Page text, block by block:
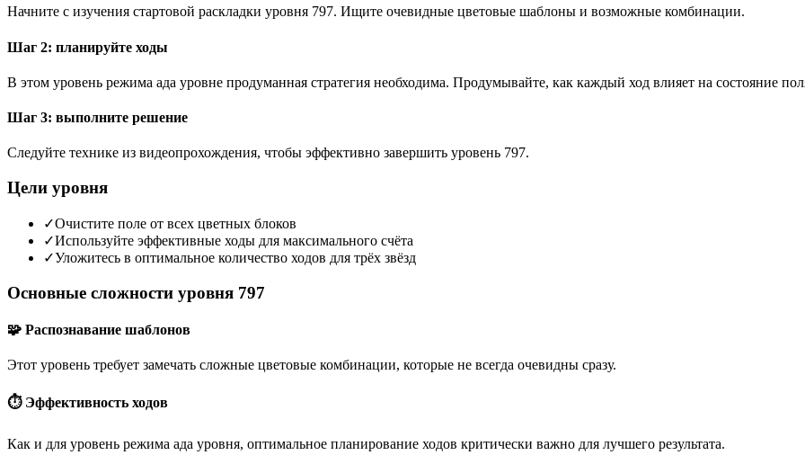
Начните с изучения стартовой раскладки уровня 797. Ищите очевидные цветовые шаблоны и возможные комбинации.
Шаг 2: планируйте ходы
В этом уровень режима ада уровне продуманная стратегия необходима. Продумывайте, как каждый ход влияет на состояние
Шаг 3: выполните решение
Следуйте технике из видеопрохождения, чтобы эффективно завершить уровень 797.
Цели уровня
✓Очистите поле от всех цветных блоков
✓Используйте эффективные ходы для максимального счёта
✓Уложитесь в оптимальное количество ходов для трёх звёзд
Основные сложности уровня 797
🧩 Распознавание шаблонов
Этот уровень требует замечать сложные цветовые комбинации, которые не всегда очевидны сразу.
⏱️ Эффективность ходов
Как и для уровень режима ада уровня, оптимальное планирование ходов критически важно для лучшего результата.